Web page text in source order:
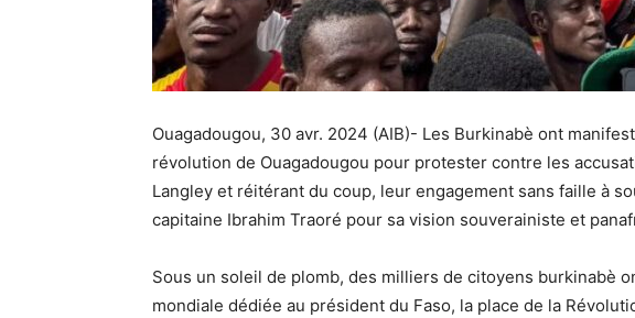
Ouagadougou, 30 avr. 2024 (AIB)- Les Burkinabè ont
révolution de Ouagadougou pour protester contre les
Langley et réitérant du coup, leur engagement sans faille à
capitaine Ibrahim Traoré pour sa vision souverainiste et
Sous un soleil de plomb, des milliers de citoyens burkinabè
mondiale dédiée au président du Faso, la place de la